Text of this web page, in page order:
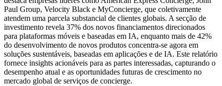
Paul Group, Velocity Black e MyConcierge, que coletivamente
atendem uma parcela substancial de clientes globais. A secção de
investimento revela 37% dos novos financiamentos direcionados
para plataformas móveis e baseadas em IA, enquanto mais de 42%
do desenvolvimento de novos produtos concentra-se agora em
soluções sustentáveis, baseadas em aplicações e de IA. Este relatório
fornece insights acionáveis ​​para as partes interessadas, capturando o
desempenho atual e as oportunidades futuras de crescimento no
mercado global de serviços de concierge.